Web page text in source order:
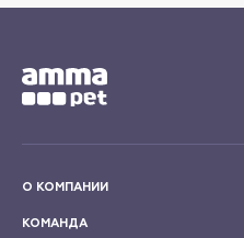
О КОМПАНИИ
КОМАНДА